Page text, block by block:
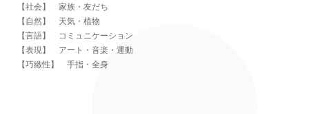
【社会】 家族・友だち
【自然】 天気・植物
【言語】 コミュニケーション
【表現】 アート・音楽・運動
【巧緻性】 手指・全身